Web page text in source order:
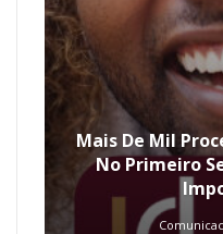
Mais De Mil
No Primeiro